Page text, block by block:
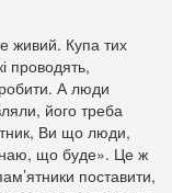
живий. Купа тих
проводять,
А люди
його треба
Ви що люди,
знаю, що буде». Це ж
поставити,